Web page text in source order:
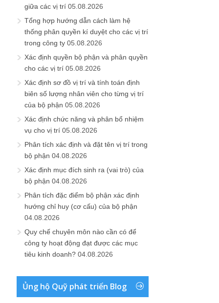
giữa các vị trí 05.08.2026
Tổng hợp hướng dẫn cách làm hệ
thống phân quyền kí duyệt cho các vị trí
trong công ty 05.08.2026
Xác định quyền bộ phận và phân quyền
cho các vị trí 05.08.2026
Xác định sơ đồ vị trí và tính toán định
biên số lượng nhân viên cho từng vị trí
của bộ phận 05.08.2026
Xác định chức năng và phân bổ nhiệm
vụ cho vị trí 05.08.2026
Phân tích xác định và đặt tên vị trí trong
bộ phận 04.08.2026
Xác định mục đích sinh ra (vai trò) của
bộ phận 04.08.2026
Phân tích đặc điểm bộ phận xác định
hướng chỉ huy (cơ cấu) của bộ phận
04.08.2026
Quy chế chuyên môn nào cần có để
công ty hoạt động đạt được các mục
tiêu kinh doanh? 04.08.2026
Ủng hộ Quỹ phát triển Blog